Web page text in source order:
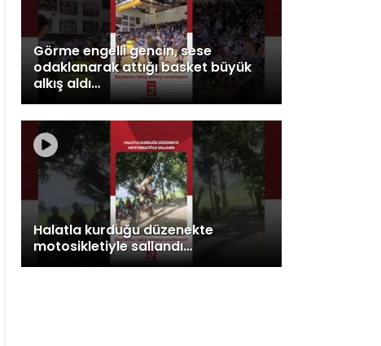
Görme engelli gencin, sese
odaklanarak attığı basket büyük
alkış aldı…
Halatla kurduğu düzenekte
motosikletiyle sallandı…